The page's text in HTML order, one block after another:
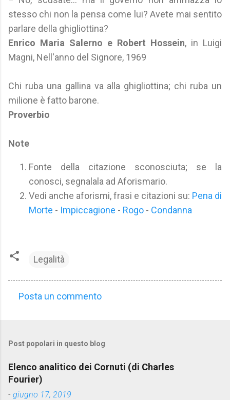
stesso chi non la pensa come lui? Avete mai sentito
parlare della ghigliottina?
Enrico Maria Salerno e Robert Hossein, in Luigi
Magni, Nell'anno del Signore, 1969
Chi ruba una gallina va alla ghigliottina; chi ruba un
milione è fatto barone.
Proverbio
Note
Fonte della citazione sconosciuta; se la
conosci, segnalala ad Aforismario.
Vedi anche aforismi, frasi e citazioni su: Pena di
Morte - Impiccagione - Rogo - Condanna
Legalità
m
e
n
t
Posta un commento
Post popolari in questo blog
Elenco analitico dei Cornuti (di Charles
Fourier)
- giugno 17, 2019